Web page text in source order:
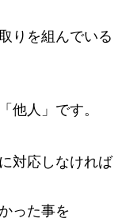
りを組んでいる
他人」です。
対応しなければ
った事を